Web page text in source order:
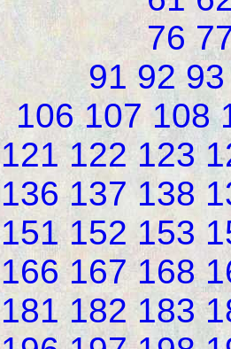
76
91 92 93
106 107 108
121 122 123
136 137 138
151 152 153
166 167 168
181 182 183